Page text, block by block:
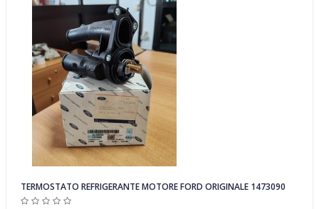
TERMOSTATO REFRIGERANTE MOTORE FORD ORIGINALE 1473090